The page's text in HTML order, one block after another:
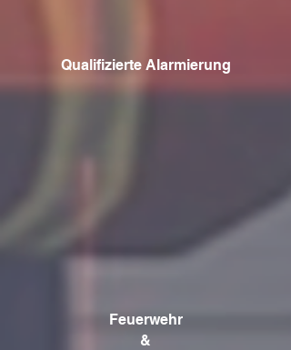
Qualifizierte Alarmierung
Feuerwehr
&